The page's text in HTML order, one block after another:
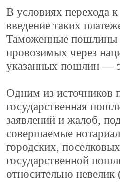
В условиях перехода
введение таких
Таможенные пошлины
провозимых через
указанных пошлин —
Одним из источников
государственная
заявлений и жалоб,
совершаемые
городских,
государственной
относительно